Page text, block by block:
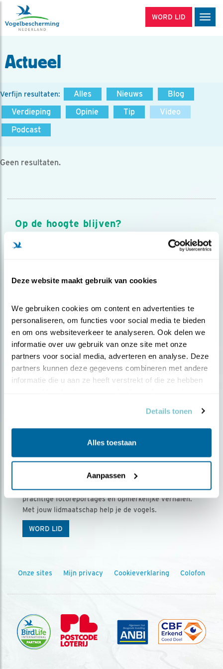
Deze website maakt gebruik van cookies
We gebruiken cookies om content en advertenties te
personaliseren, om functies voor social media te bieden
en om ons websiteverkeer te analyseren. Ook delen we
informatie over uw gebruik van onze site met onze
partners voor social media, adverteren en analyse. Deze
partners kunnen deze gegevens combineren met andere
informatie die u aan ze heeft verstrekt of die ze hebben
Details tonen
Alles toestaan
Aanpassen
WORD LID
Actueel
Verfijn resultaten: Alles Nieuws
Blog
Verdieping
Opinie Tip
Video
Podcast
Geen resultaten.
Op de hoogte blijven?
Meld je aan en ontvang nieuws, inspiratie, acties en tips
over vogels en activiteiten van Vogelbescherming.
Ontvang 5 x Vogels voor € 36,00 per jaar
Vogels is het tijdschrift voor onze leden, met
prachtige fotoreportages en opmerkelijke verhalen.
Met jouw lidmaatschap help je de vogels.
WORD LID
Onze sites Mijn privacy Cookieverklaring Colofon